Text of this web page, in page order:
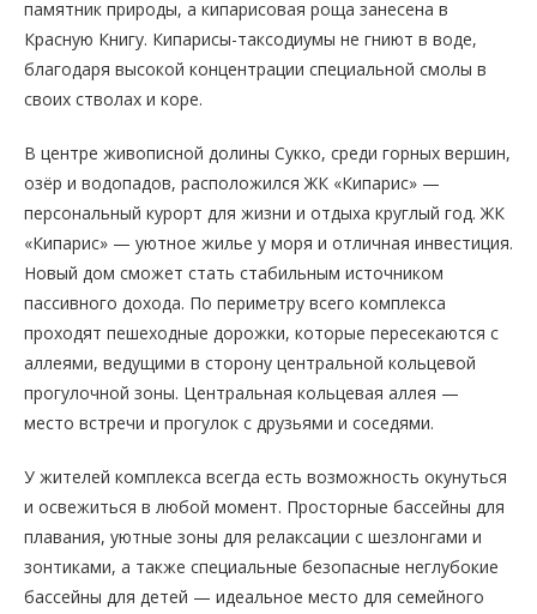
памятник природы, а кипарисовая роща занесена в
Красную Книгу. Кипарисы-таксодиумы не гниют в воде,
благодаря высокой концентрации специальной смолы в
своих стволах и коре.
В центре живописной долины Сукко, среди горных вершин,
озёр и водопадов, расположился ЖК «Кипарис» —
персональный курорт для жизни и отдыха круглый год. ЖК
«Кипарис» — уютное жилье у моря и отличная инвестиция.
Новый дом сможет стать стабильным источником
пассивного дохода. По периметру всего комплекса
проходят пешеходные дорожки, которые пересекаются с
аллеями, ведущими в сторону центральной кольцевой
прогулочной зоны. Центральная кольцевая аллея —
место встречи и прогулок с друзьями и соседями.
У жителей комплекса всегда есть возможность окунуться
и освежиться в любой момент. Просторные бассейны для
плавания, уютные зоны для релаксации с шезлонгами и
зонтиками, а также специальные безопасные неглубокие
бассейны для детей — идеальное место для семейного